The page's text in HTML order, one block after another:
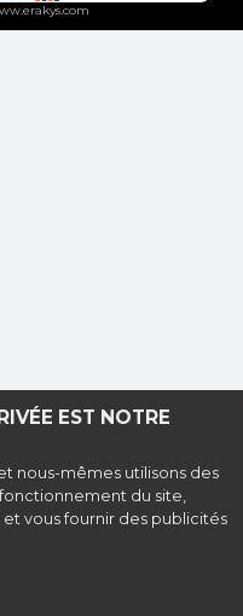
EST NOTRE
nous-mêmes utilisons des
du site,
vous fournir des publicités